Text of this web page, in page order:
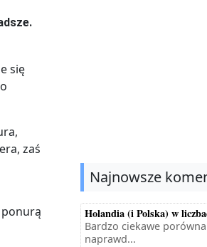
się
zaś
Najnowsze
Holandia (i Polska) w
Bardzo ciekawe
naprawd...